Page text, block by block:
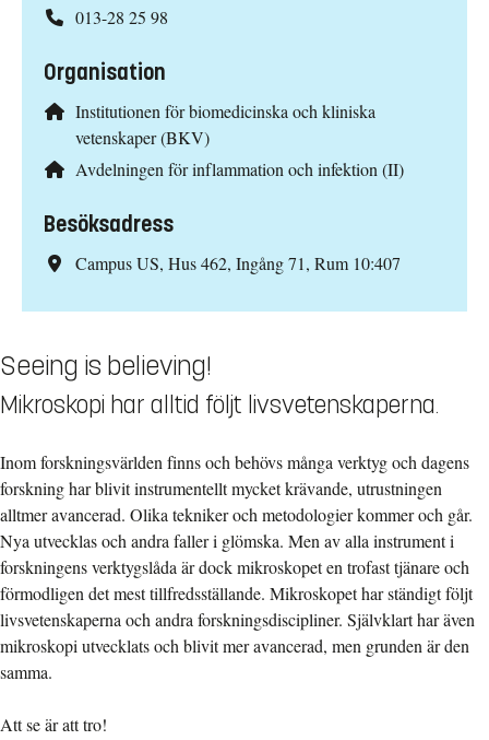
013-28 25 98
Organisation
Institutionen för biomedicinska och kliniska
vetenskaper (BKV)
Avdelningen för inflammation och infektion (II)
Besöksadress
Campus US, Hus 462, Ingång 71, Rum 10:407
Seeing is believing!
Mikroskopi har alltid följt livsvetenskaperna.
Inom forskningsvärlden finns och behövs många verktyg och dagens
forskning har blivit instrumentellt mycket krävande, utrustningen
alltmer avancerad. Olika tekniker och metodologier kommer och går.
Nya utvecklas och andra faller i glömska. Men av alla instrument i
forskningens verktygslåda är dock mikroskopet en trofast tjänare och
förmodligen det mest tillfredsställande. Mikroskopet har ständigt följt
livsvetenskaperna och andra forskningsdiscipliner. Självklart har även
mikroskopi utvecklats och blivit mer avancerad, men grunden är den
samma.
Att se är att tro!